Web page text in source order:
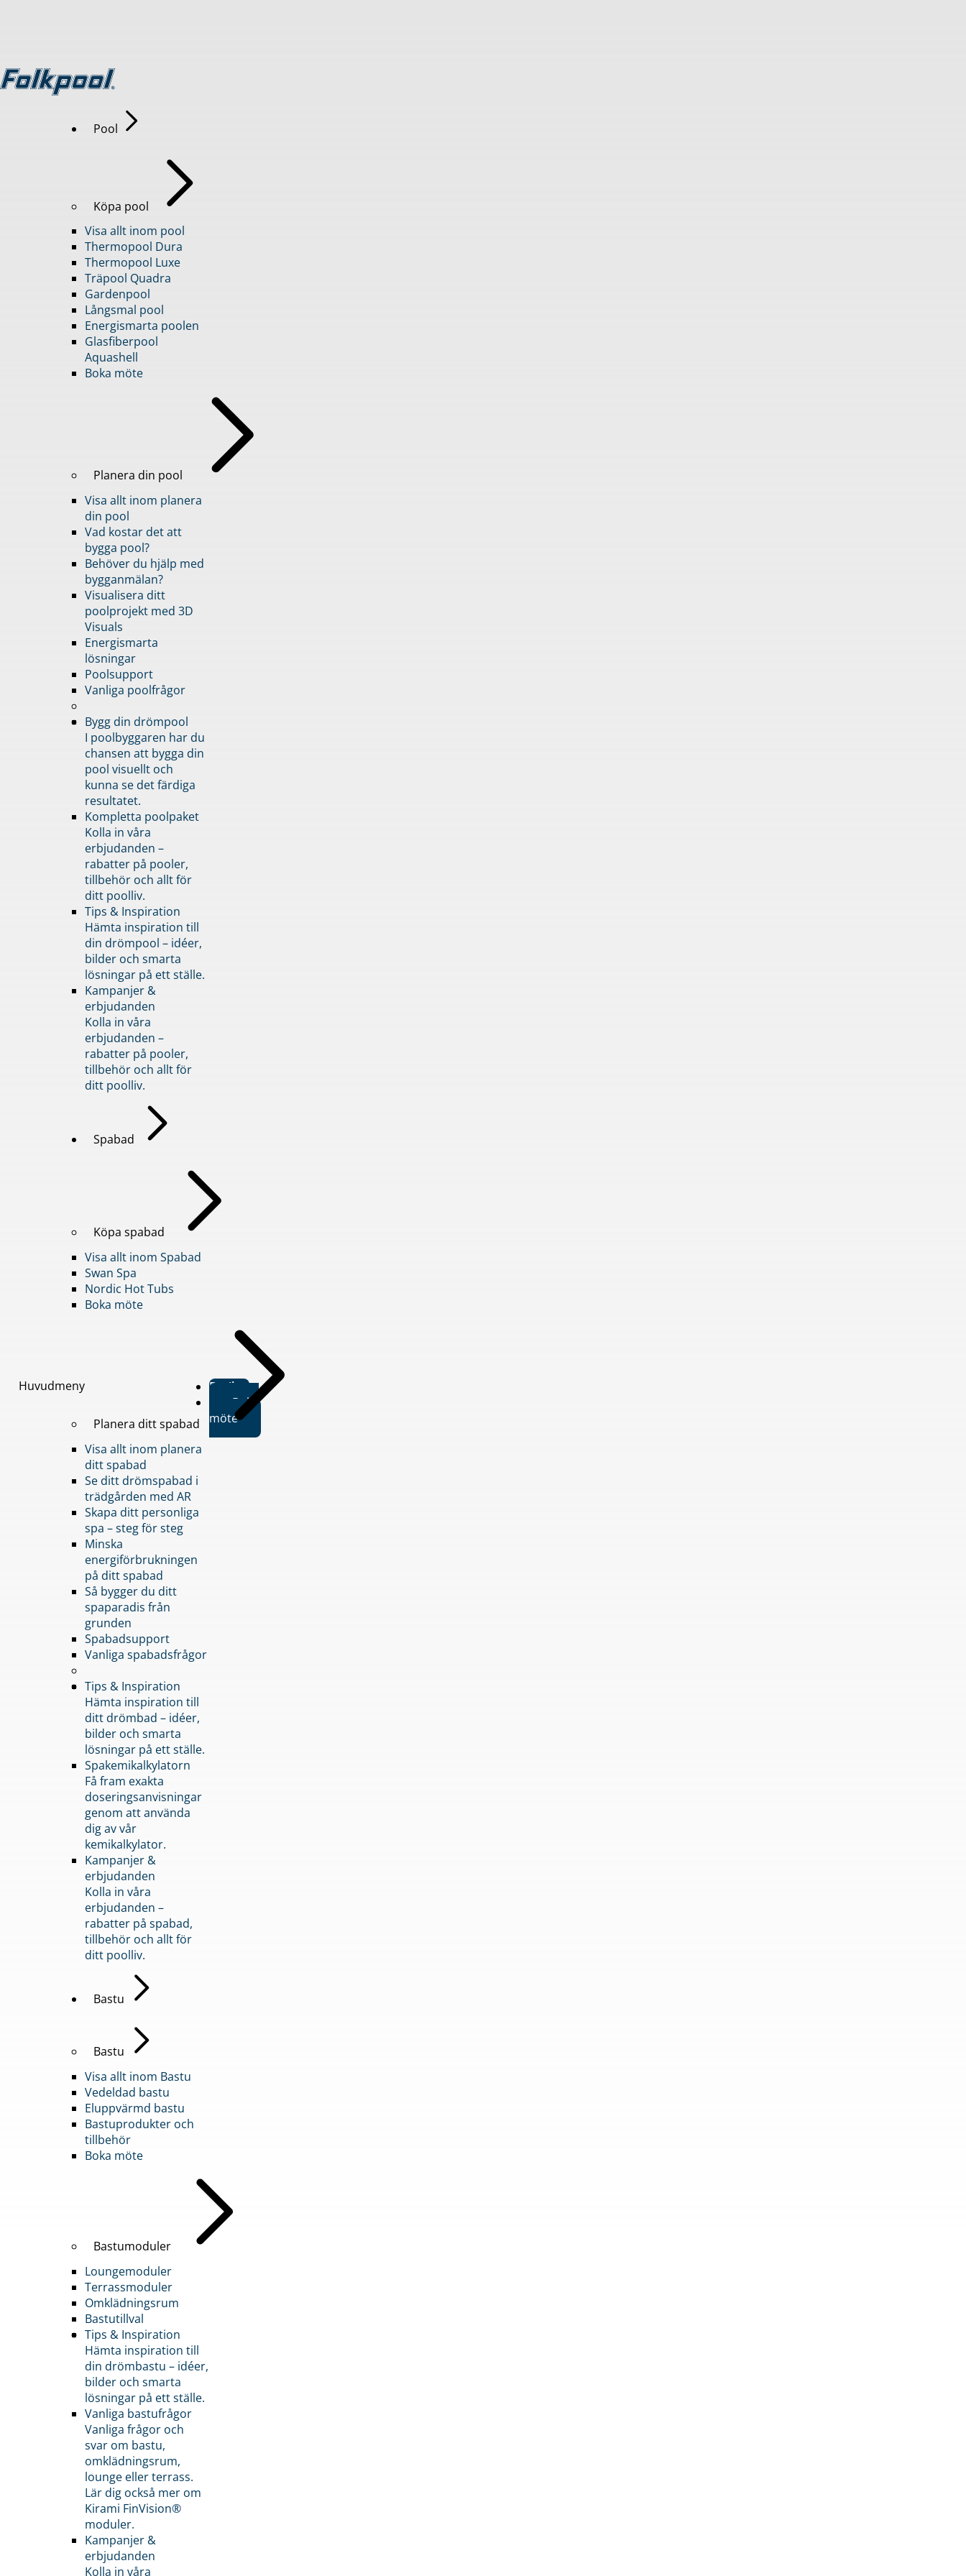
Huvudmeny
Pool
Köpa pool
Visa allt inom pool
Thermopool Dura
Thermopool Luxe
Träpool Quadra
Gardenpool
Långsmal pool
Energismarta poolen
Glasfiberpool
Aquashell
Boka möte
Planera din pool
Visa allt inom planera
din pool
Vad kostar det att
bygga pool?
Behöver du hjälp med
bygganmälan?
Visualisera ditt
poolprojekt med 3D
Visuals
Energismarta
lösningar
Poolsupport
Vanliga poolfrågor
Bygg din drömpool
I poolbyggaren har du
chansen att bygga din
pool visuellt och
kunna se det färdiga
resultatet.
Kompletta poolpaket
Kolla in våra
erbjudanden –
rabatter på pooler,
tillbehör och allt för
ditt poolliv.
Tips & Inspiration
Hämta inspiration till
din drömpool – idéer,
bilder och smarta
lösningar på ett ställe.
Kampanjer &
erbjudanden
Kolla in våra
erbjudanden –
rabatter på pooler,
tillbehör och allt för
ditt poolliv.
Spabad
Köpa spabad
Visa allt inom Spabad
Swan Spa
Nordic Hot Tubs
Boka möte
Planera ditt spabad
Visa allt inom planera
ditt spabad
Se ditt drömspabad i
trädgården med AR
Skapa ditt personliga
spa – steg för steg
Minska
energiförbrukningen
på ditt spabad
Så bygger du ditt
spaparadis från
grunden
Spabadsupport
Vanliga spabadsfrågor
Tips & Inspiration
Hämta inspiration till
ditt drömbad – idéer,
bilder och smarta
lösningar på ett ställe.
Spakemikalkylatorn
Få fram exakta
doseringsanvisningar
genom att använda
dig av vår
kemikalkylator.
Kampanjer &
erbjudanden
Kolla in våra
erbjudanden –
rabatter på spabad,
tillbehör och allt för
ditt poolliv.
Bastu
Bastu
Visa allt inom Bastu
Vedeldad bastu
Eluppvärmd bastu
Bastuprodukter och
tillbehör
Boka möte
Bastumoduler
Loungemoduler
Terrassmoduler
Omklädningsrum
Bastutillval
Tips & Inspiration
Hämta inspiration till
din drömbastu – idéer,
bilder och smarta
lösningar på ett ställe.
Vanliga bastufrågor
Vanliga frågor och
svar om bastu,
omklädningsrum,
lounge eller terrass.
Lär dig också mer om
Kirami FinVision®
moduler.
Kampanjer &
erbjudanden
Kolla in våra
Butiker
Boka
möte